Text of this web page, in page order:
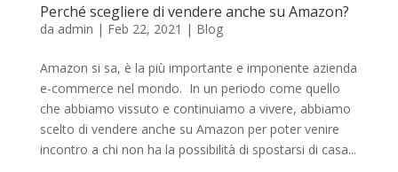
Perché scegliere di vendere anche su Amazon?
da admin | Feb 22, 2021 | Blog
Amazon si sa, è la più importante e imponente azienda
e-commerce nel mondo. In un periodo come quello
che abbiamo vissuto e continuiamo a vivere, abbiamo
scelto di vendere anche su Amazon per poter venire
incontro a chi non ha la possibilità di spostarsi di casa...